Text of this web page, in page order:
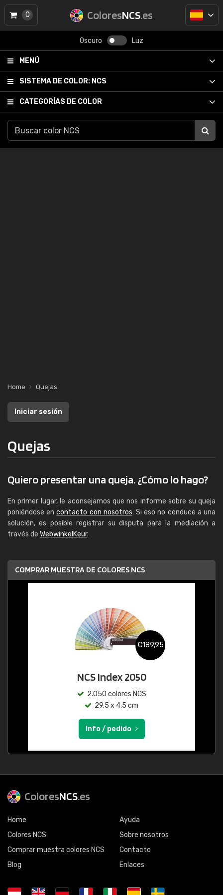
ColoresNCS.es
Oscuro Luz
MENÚ
SISTEMA DE COLOR: NCS
CATEGORÍAS DE COLOR
0
Home Quejas
Iniciar sesión
Quejas
Quiero presentar una queja. ¿Cómo lo hago?
En primer lugar, le aconsejamos que nos informe sobre su queja
poniéndose encontacto con nosotros. Si eso no conduce a una
solución, es posible registrar su disputa para la mediación a
través de WebwinkelKeur.
COMPRAR MUESTRA DE COLORES NCS
€189,95
NCS Index 2050
2.050 colores NCS
29,5 x 4,5 cm
Info / pedido
ColoresNCS.es
Home
Colores NCS
Comprar muestra colores NCS
Blog
Ayuda
Sobre nosotros
Contacto
Enlaces